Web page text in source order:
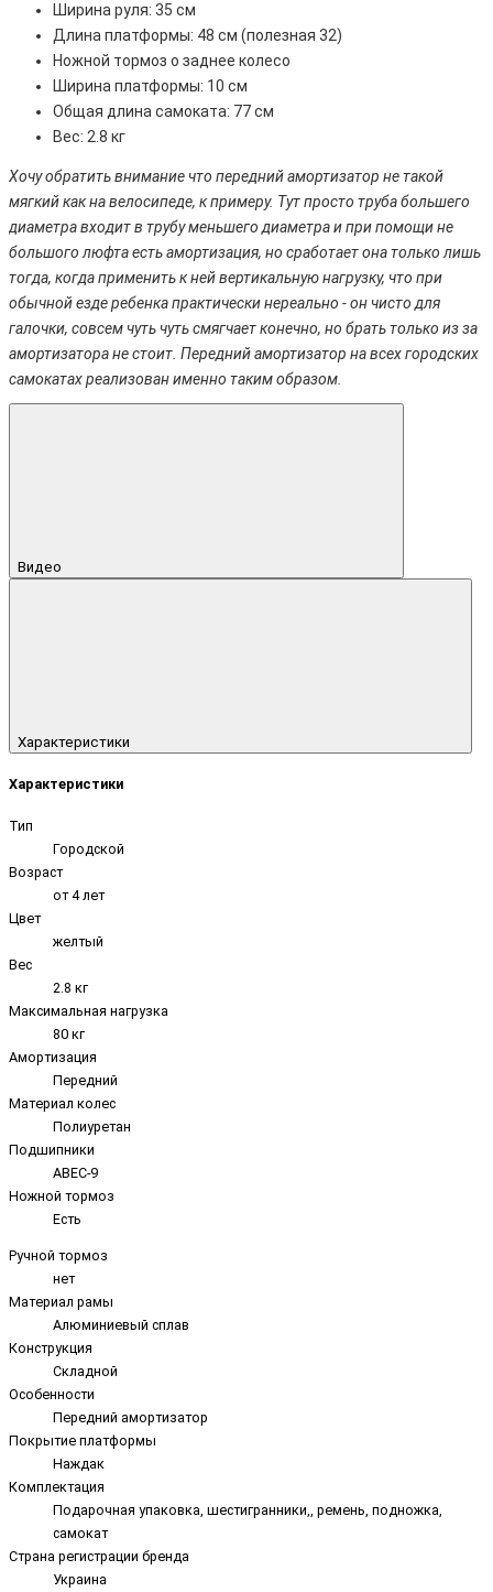
Ширина руля: 35 см
Длина платформы: 48 см (полезная 32)
Ножной тормоз о заднее колесо
Ширина платформы: 10 см
Общая длина самоката: 77 см
Вес: 2.8 кг
Хочу обратить внимание что передний амортизатор не такой
мягкий как на велосипеде, к примеру. Тут просто труба большего
диаметра входит в трубу меньшего диаметра и при помощи не
большого люфта есть амортизация, но сработает она только лишь
тогда, когда применить к ней вертикальную нагрузку, что при
обычной езде ребенка практически нереально - он чисто для
галочки, совсем чуть чуть смягчает конечно, но брать только из за
амортизатора не стоит. Передний амортизатор на всех городских
самокатах реализован именно таким образом.
Видео
Характеристики
Характеристики
Тип
Городской
Возраст
от 4 лет
Цвет
желтый
Вес
2.8 кг
Максимальная нагрузка
80 кг
Амортизация
Передний
Материал колес
Полиуретан
Подшипники
ABEC-9
Ножной тормоз
Есть
Ручной тормоз
нет
Материал рамы
Алюминиевый сплав
Конструкция
Складной
Особенности
Передний амортизатор
Покрытие платформы
Наждак
Комплектация
Подарочная упаковка, шестигранники,, ремень, подножка,
самокат
Страна регистрации бренда
Украина